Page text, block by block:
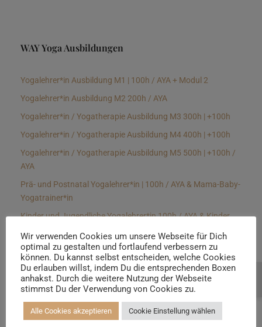
WAY Yoga Ausbildungen
Yogalehrer*in Ausbildung M1 | 100h / AYA + Modul 2
Yogalehrer*in Ausbildung M2 200h / AYA
Yogalehrer*in / Yogatherapie Ausbildung M3 300h | +100h
Yogalehrer*in / Yogatherapie Ausbildung M4 400h | +100h
Yogalehrer*in / Yogatherapie Ausbildung M5 500h | +100h /
AYA
Prä- und Postnatal Yogalehrer*in | 100h / AYA & Mama-Baby-
Yogatrainer*in
Kinder und Jugendliche Yogalehrer*in 100h / AYA & Kinder
Yin Yogalehrer*in | 100 h & Faszientrainer*in
Hormon Yogalehrer*in / Yogatherapeut*in &
Stressmanagementtrainer*in | 70h
Longevitytrainer*in
Wir verwenden Cookies um unsere Webseite für Dich
optimal zu gestalten und fortlaufend verbessern zu
können. Du kannst selbst entscheiden, welche Cookies
Du erlauben willst, indem Du die entsprechenden Boxen
anhakst. Durch die weitere Nutzung der Webseite
stimmst Du der Verwendung von Cookies zu.
Alle Cookies akzeptieren Cookie Einstellung wählen
Beratung buchen